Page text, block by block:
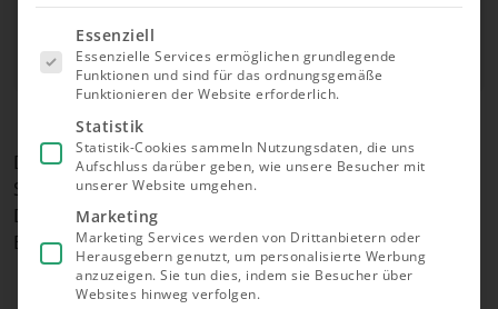
Geprüft von
Jessica Dzikonski
Aktualisiert am 02.08.2026
Die besten Balkonkraftwerke für Ihr Gartenhaus.
Schon ab 339 €, Wir zeigen, welches Modell zu Ihrem
Dachtyp passt und vergleichen die besten
Balkonkraftwerke und Testsieger.
Es folgt
eine Liste
der Service-
Gruppen,
für die eine
Einwilligung
erteilt
werden
kann. Die
erste
Service-
Gruppe ist
essenziell
und kann
nicht
abgewählt
Essenziell
Essenzielle Services ermöglichen grundlegende
Funktionen und sind für das ordnungsgemäße
Funktionieren der Website erforderlich.
Statistik
Statistik-Cookies sammeln Nutzungsdaten, die uns
Aufschluss darüber geben, wie unsere Besucher mit
unserer Website umgehen.
Marketing
Marketing Services werden von Drittanbietern oder
Herausgebern genutzt, um personalisierte Werbung
anzuzeigen. Sie tun dies, indem sie Besucher über
Websites hinweg verfolgen.